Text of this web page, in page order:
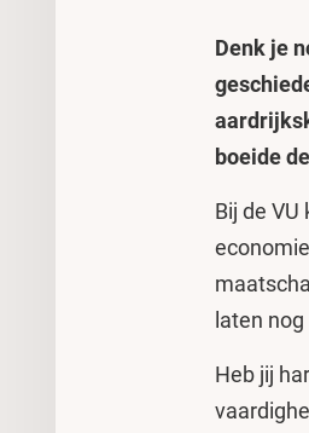
Denk je
boeide
Bij de
laten
Heb jij